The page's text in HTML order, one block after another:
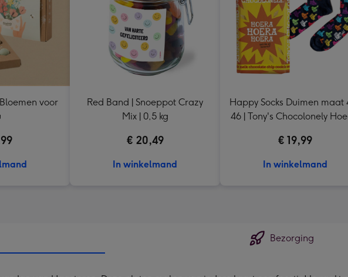
voor
Red Band | Snoeppot Crazy
Mix | 0,5 kg
€ 20,49
In winkelmand
Happy Socks Duimen maat
46 | Tony's Chocolonely
€ 19,99
In winkelmand
Bezorging